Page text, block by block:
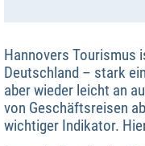
Hannovers Tourismus
Deutschland – stark
aber wieder leicht an
von Geschäftsreisen
wichtiger Indikator.